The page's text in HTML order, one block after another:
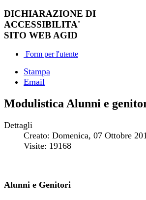
DICHIARAZIONE DI
ACCESSIBILITA'
SITO WEB AGID
Form per l'utente
Stampa
Email
Modulistica Alunni e
Dettagli
Creato: Domenica, 07 Ottobre
Visite: 19168
Alunni e Genitori